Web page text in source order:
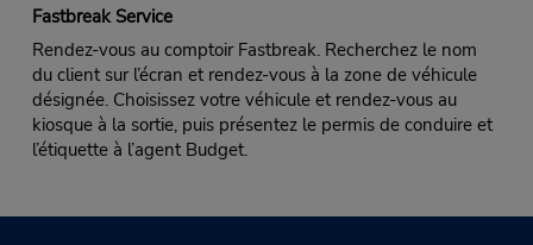
Fastbreak Service
Rendez-vous au comptoir Fastbreak. Recherchez le nom
du client sur l’écran et rendez-vous à la zone de véhicule
désignée. Choisissez votre véhicule et rendez-vous au
kiosque à la sortie, puis présentez le permis de conduire et
l’étiquette à l’agent Budget.